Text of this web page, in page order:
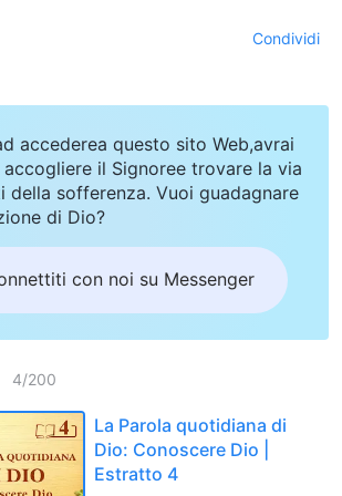
Condividi
accederea questo sito Web,avrai
accogliere il Signoree trovare la via
della sofferenza. Vuoi guadagnare
di Dio?
con noi su Messenger
4/200
La Parola quotidiana di
Dio: Conoscere Dio |
Estratto 4